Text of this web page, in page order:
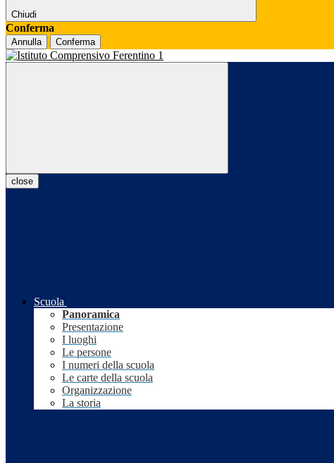
Chiudi
Conferma
Annulla Conferma
close
Scuola
Panoramica
Presentazione
I luoghi
Le persone
I numeri della scuola
Le carte della scuola
Organizzazione
La storia